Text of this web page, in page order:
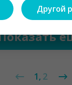
Другой
1 2